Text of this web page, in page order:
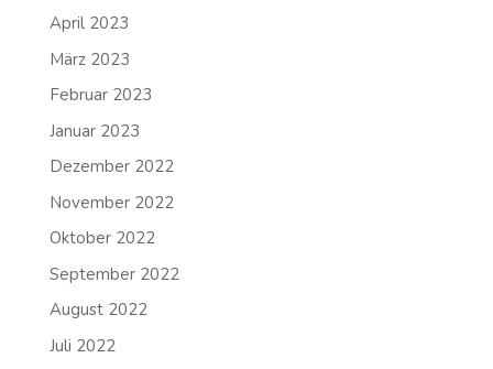
April 2023
März 2023
Februar 2023
Januar 2023
Dezember 2022
November 2022
Oktober 2022
September 2022
August 2022
Juli 2022